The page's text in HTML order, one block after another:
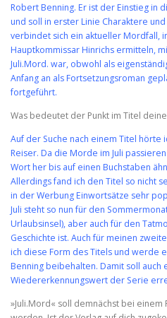
Robert Benning. Er ist der Einstieg in
und soll in erster Linie Charaktere
verbindet sich ein aktueller Mordfall,
Hauptkommissar Hinrichs ermitteln,
Juli.Mord. war, obwohl als
Anfang an als Fortsetzungsroman
fortgeführt.
Was bedeutet der Punkt im Titel
Auf der Suche nach einem Titel hörte
Reiser. Da die Morde im Juli
Wort her bis auf einen Buchstaben
Allerdings fand ich den Titel so nicht
in der Werbung Einwortsätze sehr
Juli steht so nun für den
Urlaubsinsel), aber auch für den
Geschichte ist. Auch für meinen
ich diese Form des Titels und werde
Benning beibehalten. Damit soll auch
Wiedererkennungswert der Serie
»Juli.Mord« soll demnächst bei